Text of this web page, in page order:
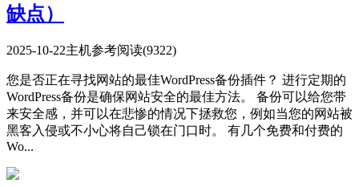
缺点）
2025-10-22主机参考阅读(9322)
您是否正在寻找网站的最佳WordPress备份插件？ 进行定期的
WordPress备份是确保网站安全的最佳方法。 备份可以给您带
来安全感，并可以在悲惨的情况下拯救您，例如当您的网站被
黑客入侵或不小心将自己锁在门口时。 有几个免费和付费的
Wo...